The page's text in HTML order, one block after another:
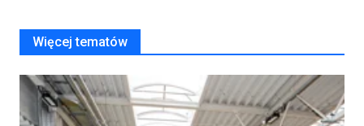
Więcej tematów